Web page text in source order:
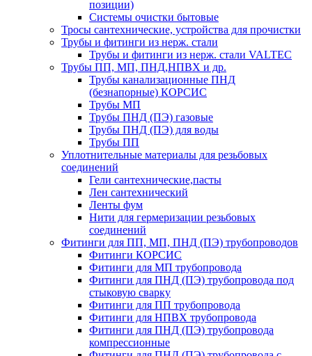
позиции)
Системы очистки бытовые
Тросы сантехнические, устройства для прочистки
Трубы и фитинги из нерж. стали
Трубы и фитинги из нерж. стали VALTEC
Трубы ПП, МП, ПНД,НПВХ и др.
Трубы канализационные ПНД
(безнапорные) КОРСИС
Трубы МП
Трубы ПНД (ПЭ) газовые
Трубы ПНД (ПЭ) для воды
Трубы ПП
Уплотнительные материалы для резьбовых
соединений
Гели сантехнические,пасты
Лен сантехнический
Ленты фум
Нити для гермеризации резьбовых
соединений
Фитинги для ПП, МП, ПНД (ПЭ) трубопроводов
Фитинги КОРСИС
Фитинги для МП трубопровода
Фитинги для ПНД (ПЭ) трубопровода под
стыковую сварку
Фитинги для ПП трубопровода
Фитинги для НПВХ трубопровода
Фитинги для ПНД (ПЭ) трубопровода
компрессионные